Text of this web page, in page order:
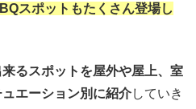
スポットもたくさん登場し
るスポットを屋外や屋上、室
エーション別に紹介していき